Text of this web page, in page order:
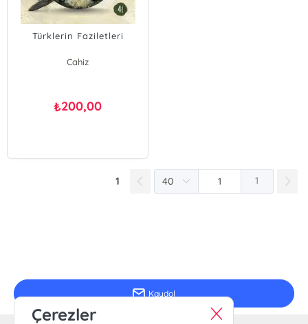
Türklerin Faziletleri
Cahiz
₺200,00
1 1
Kaydol
Çerezler